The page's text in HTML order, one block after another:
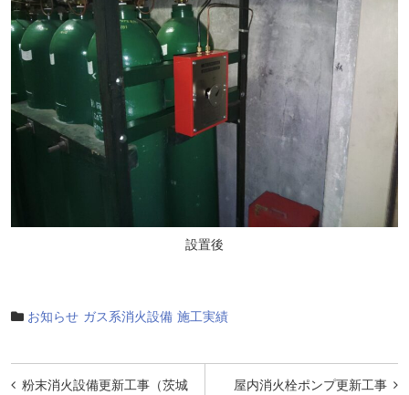
設置後
お知らせ ガス系消火設備 施工実績
投
屋内消火栓ポンプ更新工事
粉末消火設備更新工事（茨城